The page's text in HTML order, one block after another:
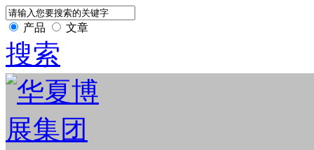
产品 文章
搜索